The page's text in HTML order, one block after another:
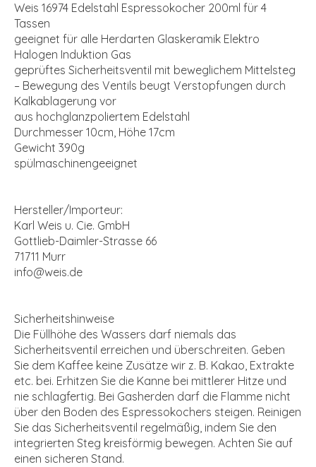
Weis 16974 Edelstahl Espressokocher 200ml für 4
Tassen
geeignet für alle Herdarten Glaskeramik Elektro
Halogen Induktion Gas
geprüftes Sicherheitsventil mit beweglichem Mittelsteg
– Bewegung des Ventils beugt Verstopfungen durch
Kalkablagerung vor
aus hochglanzpoliertem Edelstahl
Durchmesser 10cm, Höhe 17cm
Gewicht 390g
spülmaschinengeeignet
Hersteller/Importeur:
Karl Weis u. Cie. GmbH
Gottlieb-Daimler-Strasse 66
71711 Murr
info@weis.de
Sicherheitshinweise
Die Füllhöhe des Wassers darf niemals das
Sicherheitsventil erreichen und überschreiten. Geben
Sie dem Kaffee keine Zusätze wir z. B. Kakao, Extrakte
etc. bei. Erhitzen Sie die Kanne bei mittlerer Hitze und
nie schlagfertig. Bei Gasherden darf die Flamme nicht
über den Boden des Espressokochers steigen. Reinigen
Sie das Sicherheitsventil regelmäßig, indem Sie den
integrierten Steg kreisförmig bewegen. Achten Sie auf
einen sicheren Stand.